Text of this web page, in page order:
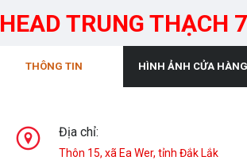
HEAD TRUNG THẠCH 7
THÔNG TIN HÌNH ẢNH CỬA HÀNG
Địa chỉ:
Thôn 15, xã Ea Wer, tỉnh Đắk Lắk